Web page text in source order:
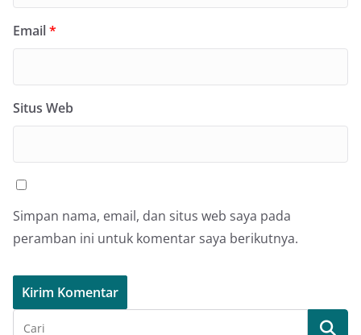
Email*
Situs Web
Simpan nama, email, dan situs web saya pada
peramban ini untuk komentar saya berikutnya.